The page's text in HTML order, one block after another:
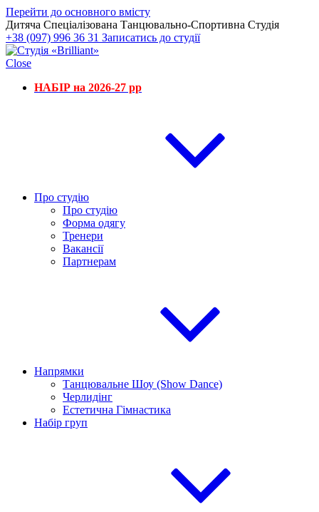
Перейти до основного вмісту
Дитяча Спеціалізована Танцювально-Спортивна Студія
+38 (097) 996 36 31 Записатись до студії
Close
НАБІР на 2026-27 рр
Про студію
Про студію
Форма одягу
Тренери
Вакансії
Партнерам
Напрямки
Танцювальне Шоу (Show Dance)
Черлидінг
Естетична Гімнастика
Набір груп